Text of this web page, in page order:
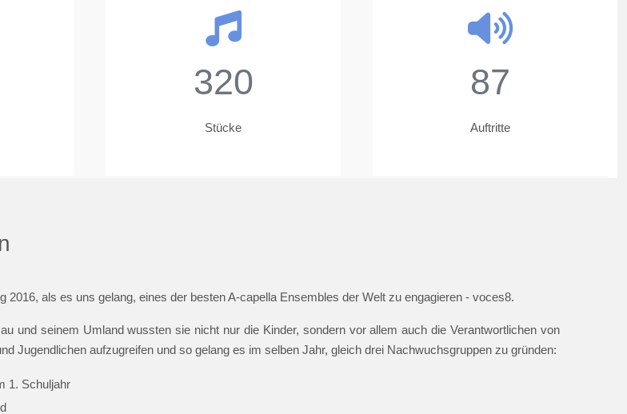
320
Stücke
87
Auftritte
als es uns gelang, eines der besten A-capella Ensembles der Welt zu engagieren - voces8.
und seinem Umland wussten sie nicht nur die Kinder, sondern vor allem auch die Verantwortlichen von
Jugendlichen aufzugreifen und so gelang es im selben Jahr, gleich drei Nachwuchsgruppen zu gründen:
1. Schuljahr